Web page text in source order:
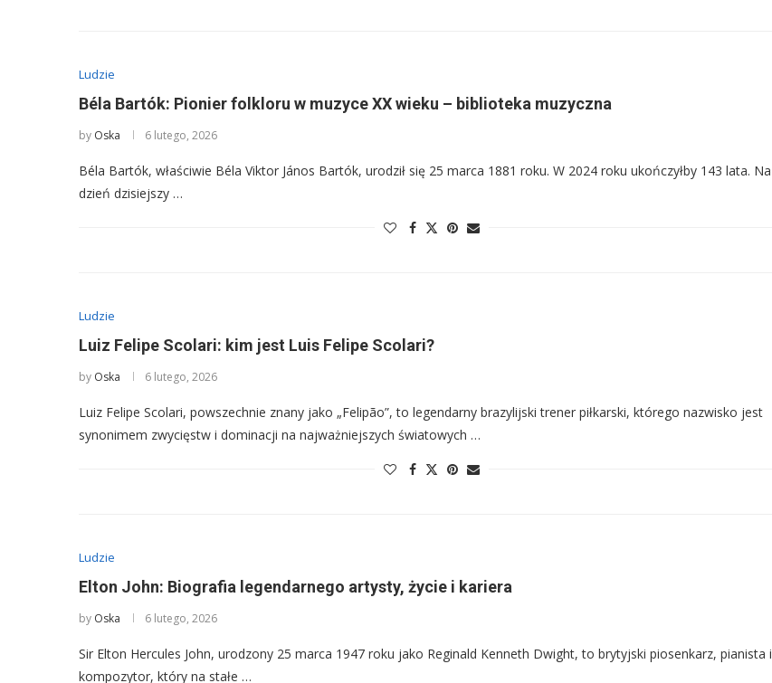
Ludzie
Béla Bartók: Pionier folkloru w muzyce XX wieku – biblioteka muzyczna
by Oska 6 lutego, 2026
Béla Bartók, właściwie Béla Viktor János Bartók, urodził się 25 marca 1881 roku. W 2024 roku ukończyłby 143 lata. Na
dzień dzisiejszy …
Ludzie
Luiz Felipe Scolari: kim jest Luis Felipe Scolari?
by Oska 6 lutego, 2026
Luiz Felipe Scolari, powszechnie znany jako „Felipão”, to legendarny brazylijski trener piłkarski, którego nazwisko jest
synonimem zwycięstw i dominacji na najważniejszych światowych …
Ludzie
Elton John: Biografia legendarnego artysty, życie i kariera
by Oska 6 lutego, 2026
Sir Elton Hercules John, urodzony 25 marca 1947 roku jako Reginald Kenneth Dwight, to brytyjski piosenkarz, pianista i
kompozytor, który na stałe …